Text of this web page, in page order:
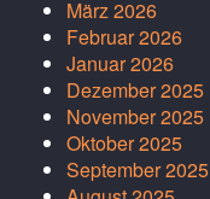
März 2026
Februar 2026
Januar 2026
Dezember 2025
November 2025
Oktober 2025
September 2025